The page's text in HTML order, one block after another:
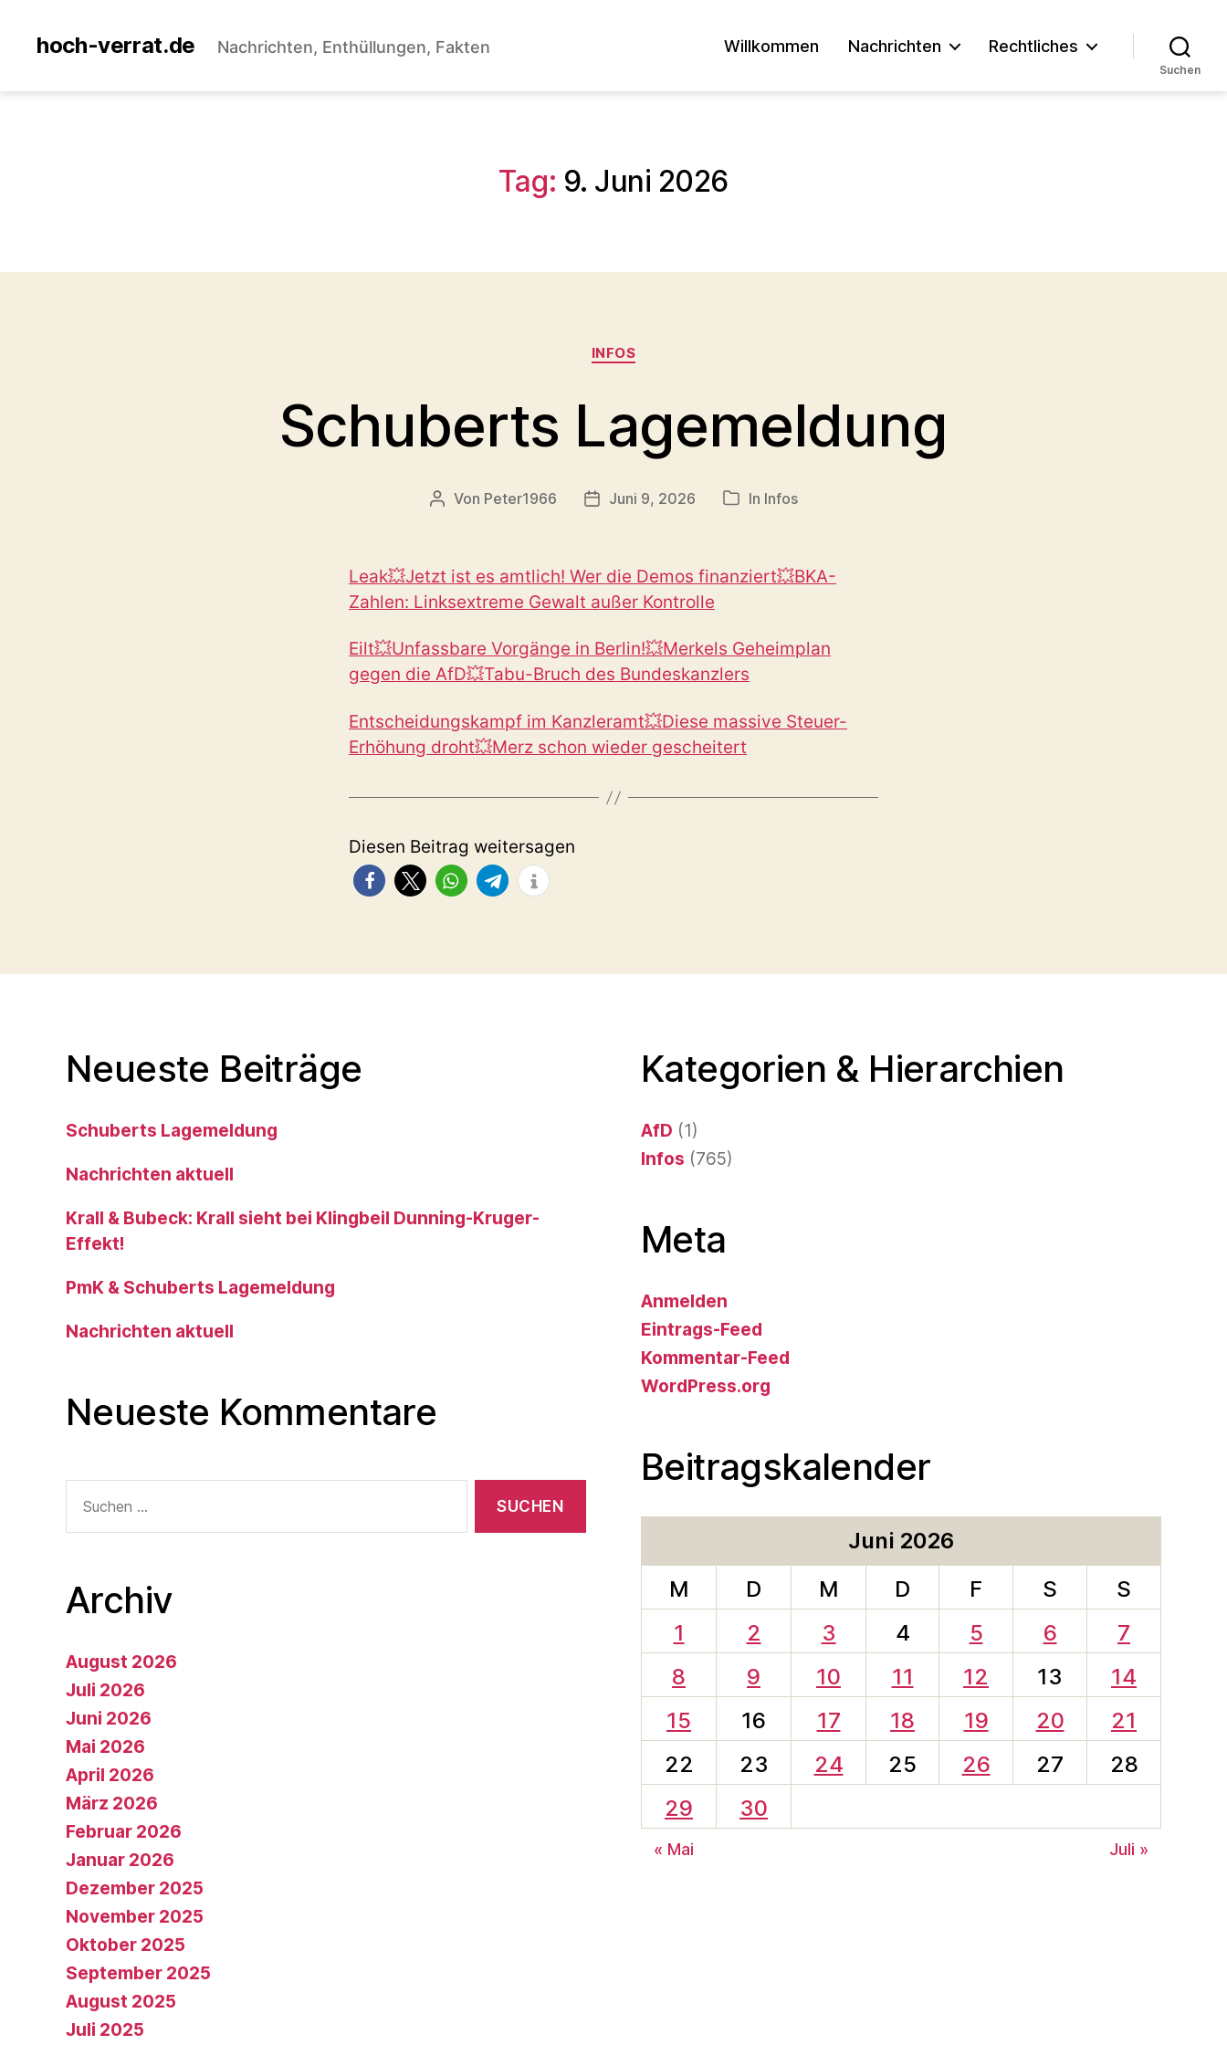
hoch-verrat.de Nachrichten, Enthüllungen, Fakten Willkommen Nachrichten Rechtliches
Suchen
Tag: 9. Juni 2026
Kategorien
INFOS
Schuberts Lagemeldung
Beitragsautor
Von Peter1966 Veröffentlichungsdatum
Juni 9, 2026 Kategorien
In Infos
Leak💥Jetzt ist es amtlich! Wer die Demos finanziert💥BKA-
Zahlen: Linksextreme Gewalt außer Kontrolle
Eilt💥Unfassbare Vorgänge in Berlin!💥Merkels Geheimplan
gegen die AfD💥Tabu-Bruch des Bundeskanzlers
Entscheidungskampf im Kanzleramt💥Diese massive Steuer-
Erhöhung droht💥Merz schon wieder gescheitert
Diesen Beitrag weitersagen
Neueste Beiträge
Schuberts Lagemeldung
Nachrichten aktuell
Krall & Bubeck: Krall sieht bei Klingbeil Dunning-Kruger-
Effekt!
PmK & Schuberts Lagemeldung
Nachrichten aktuell
Neueste Kommentare
nach:
Archiv
August 2026
Juli 2026
Juni 2026
Mai 2026
April 2026
März 2026
Februar 2026
Januar 2026
Dezember 2025
November 2025
Oktober 2025
September 2025
August 2025
Juli 2025
Kategorien & Hierarchien
AfD (1)
Infos (765)
Meta
Anmelden
Eintrags-Feed
Kommentar-Feed
WordPress.org
Beitragskalender
Juni 2026
M
D M D F S
S
1
2 3 4 5 6
7
8
9 10 11 12 13
14
15
16 17 18 19 20
21
22
23 24 25 26 27
28
29
30
« Mai Juli »